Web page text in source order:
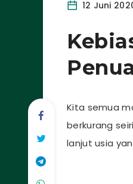
12 Juni
Kita semua
berkurang
lanjut usia